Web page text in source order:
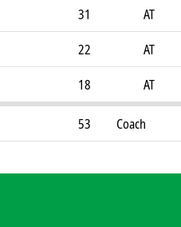
31 AT
22
AT
18 AT
53 Coach